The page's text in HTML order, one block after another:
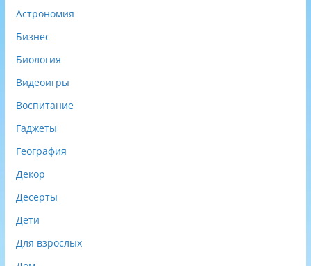
Астрономия
Бизнес
Биология
Видеоигры
Воспитание
Гаджеты
География
Декор
Десерты
Дети
Для взрослых